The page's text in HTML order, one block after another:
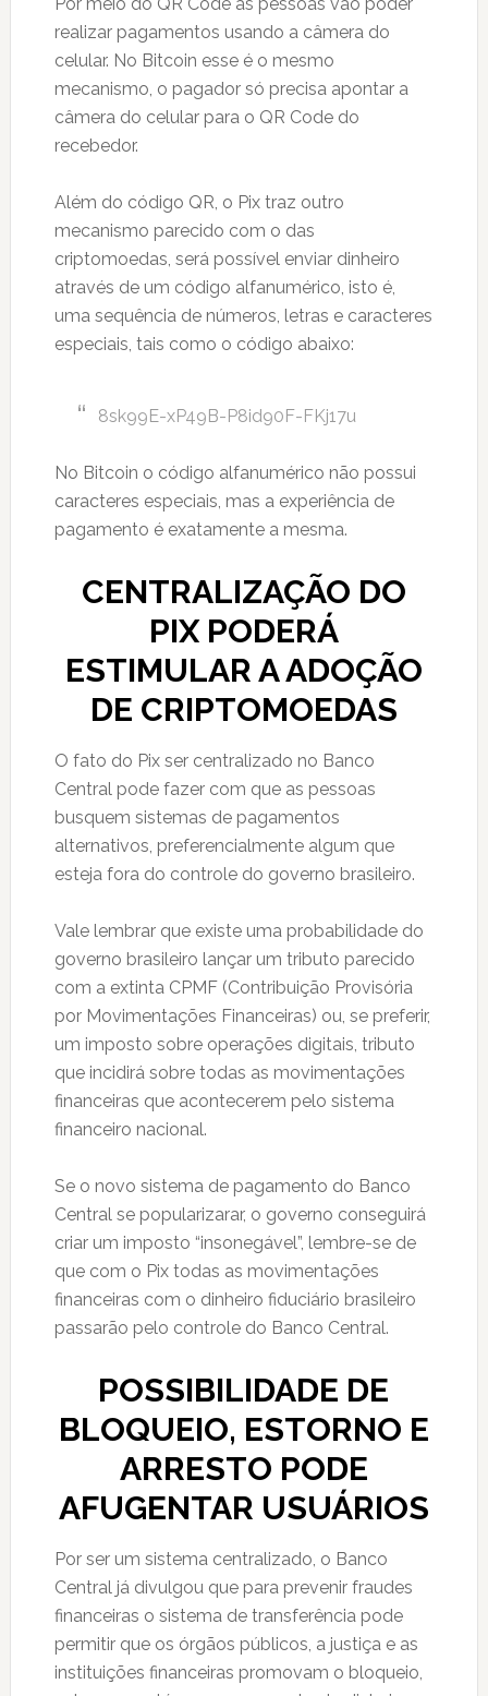
realizar pagamentos usando a câmera do
celular. No Bitcoin esse é o mesmo
mecanismo, o pagador só precisa apontar a
câmera do celular para o QR Code do
recebedor.
Além do código QR, o Pix traz outro
mecanismo parecido com o das
criptomoedas, será possível enviar dinheiro
através de um código alfanumérico, isto é,
uma sequência de números, letras e caracteres
especiais, tais como o código abaixo:
8sk99E-xP49B-P8id90F-FKj17u
No Bitcoin o código alfanumérico não possui
caracteres especiais, mas a experiência de
pagamento é exatamente a mesma.
CENTRALIZAÇÃO DO
PIX PODERÁ
ESTIMULAR A ADOÇÃO
DE CRIPTOMOEDAS
O fato do Pix ser centralizado no Banco
Central pode fazer com que as pessoas
busquem sistemas de pagamentos
alternativos, preferencialmente algum que
esteja fora do controle do governo brasileiro.
Vale lembrar que existe uma probabilidade do
governo brasileiro lançar um tributo parecido
com a extinta CPMF (Contribuição Provisória
por Movimentações Financeiras) ou, se preferir,
um imposto sobre operações digitais, tributo
que incidirá sobre todas as movimentações
financeiras que acontecerem pelo sistema
financeiro nacional.
Se o novo sistema de pagamento do Banco
Central se popularizarar, o governo conseguirá
criar um imposto “insonegável”, lembre-se de
que com o Pix todas as movimentações
financeiras com o dinheiro fiduciário brasileiro
passarão pelo controle do Banco Central.
POSSIBILIDADE DE
BLOQUEIO, ESTORNO E
ARRESTO PODE
AFUGENTAR USUÁRIOS
Por ser um sistema centralizado, o Banco
Central já divulgou que para prevenir fraudes
financeiras o sistema de transferência pode
permitir que os órgãos públicos, a justiça e as
instituições financeiras promovam o bloqueio,